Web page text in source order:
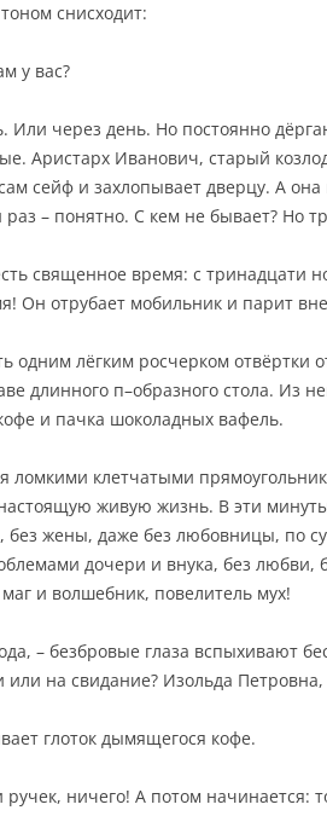
снисходит:
у вас?
Или через день. Но постоянно
Аристарх Иванович, старый
сейф и захлопывает дверцу. А
– понятно. С кем не бывает? Но
священное время: с тринадцати
Он отрубает мобильник и парит
одним лёгким росчерком отвёртки
длинного п–образного стола. Из
и пачка шоколадных вафель.
ломкими клетчатыми
живую жизнь. В эти
без жены, даже без любовницы, по
дочери и внука, без любви,
и волшебник, повелитель мух!
– безбровые глаза вспыхивают
на свидание? Изольда Петровна,
глоток дымящегося кофе.
ручек, ничего! А потом начинается: